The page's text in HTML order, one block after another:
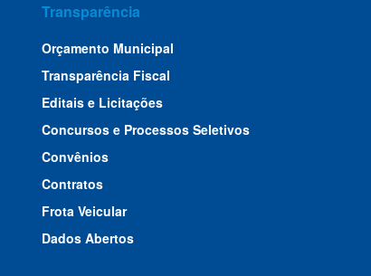
Transparência
Orçamento Municipal
Transparência Fiscal
Editais e Licitações
Concursos e Processos Seletivos
Convênios
Contratos
Frota Veicular
Dados Abertos